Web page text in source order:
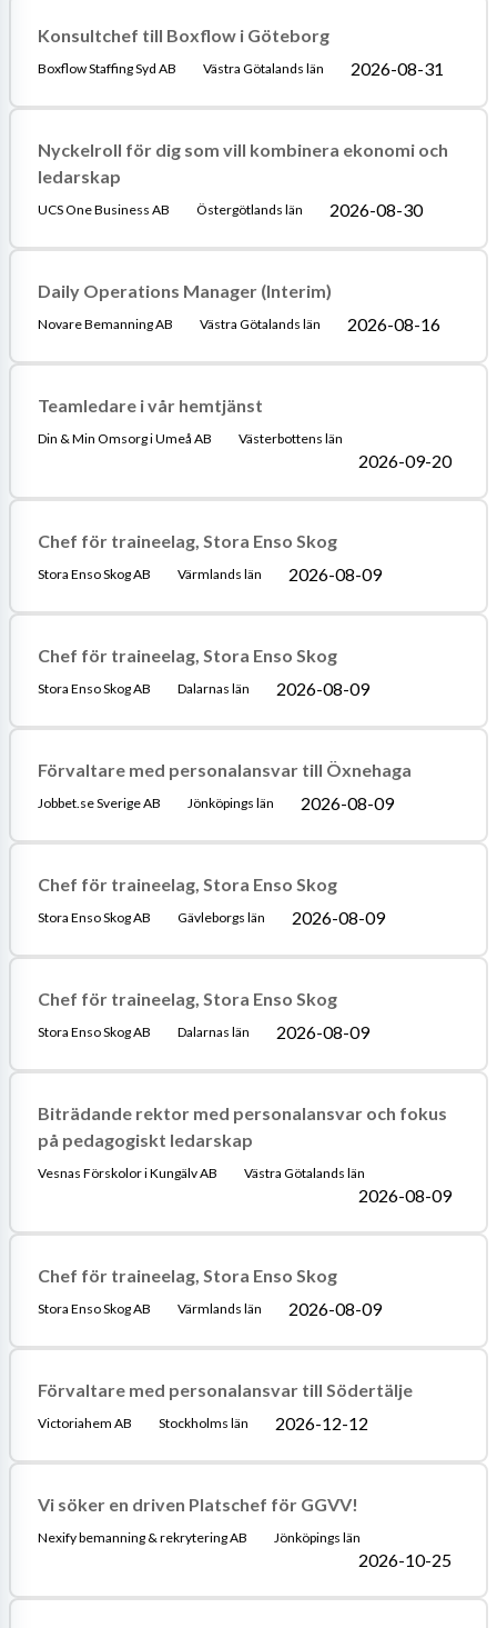
Konsultchef till Boxflow i Göteborg
Boxflow Staffing Syd AB Västra Götalands län 2026-08-31
Nyckelroll för dig som vill kombinera ekonomi och
ledarskap
UCS One Business AB Östergötlands län 2026-08-30
Daily Operations Manager (Interim)
Novare Bemanning AB Västra Götalands län 2026-08-16
Teamledare i vår hemtjänst
Din & Min Omsorg i Umeå AB Västerbottens län
2026-09-20
Chef för traineelag, Stora Enso Skog
Stora Enso Skog AB Värmlands län 2026-08-09
Chef för traineelag, Stora Enso Skog
Stora Enso Skog AB Dalarnas län 2026-08-09
Förvaltare med personalansvar till Öxnehaga
Jobbet.se Sverige AB Jönköpings län 2026-08-09
Chef för traineelag, Stora Enso Skog
Stora Enso Skog AB Gävleborgs län 2026-08-09
Chef för traineelag, Stora Enso Skog
Stora Enso Skog AB Dalarnas län 2026-08-09
Biträdande rektor med personalansvar och fokus
på pedagogiskt ledarskap
Vesnas Förskolor i Kungälv AB Västra Götalands län
2026-08-09
Chef för traineelag, Stora Enso Skog
Stora Enso Skog AB Värmlands län 2026-08-09
Förvaltare med personalansvar till Södertälje
Victoriahem AB Stockholms län 2026-12-12
Vi söker en driven Platschef för GGVV!
Nexify bemanning & rekrytering AB Jönköpings län
2026-10-25